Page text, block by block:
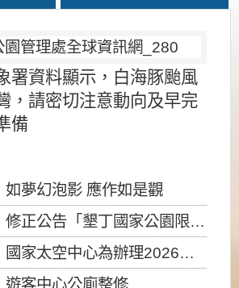
署資料顯示，白海豚颱風
，請密切注意動向及早完
備
如夢幻泡影 應作如是觀
修正公告「墾丁國家公園限制水域遊憩活動之種類、範圍、時間及行為」，自即日生效。
國家太空中心為辦理2026台灣盃火箭競賽，陸、海、空域警戒及協調相關事宜，因颱風備案事宜
遊客中心公廁整修